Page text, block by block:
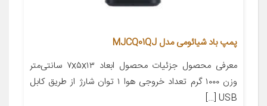
پمپ باد شیائومی مدل MJCQ01QJ
معرفی محصول جزئیات محصول ابعاد ۷x۵x۱۳ سانتی‌متر
وزن ۱۰۰۰ گرم تعداد خروجی هوا ۱ توان شارژ از طریق کابل
USB […]